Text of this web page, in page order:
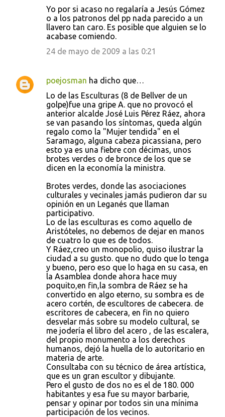
Yo por si acaso no regalaría a Jesús Gómez
o a los patronos del pp nada parecido a un
llavero tan caro. Es posible que alguien se lo
acabase comiendo.
24 de mayo de 2009 a las 0:21
poejosman ha dicho que…
Lo de las Esculturas (8 de Bellver de un
golpe)fue una gripe A. que no provocó el
anterior alcalde José Luis Pérez Ráez, ahora
se van pasando los síntomas, queda algún
regalo como la "Mujer tendida" en el
Saramago, alguna cabeza picassiana, pero
esto ya es una fiebre con décimas, unos
brotes verdes o de bronce de los que se
dicen en la economía la ministra.
Brotes verdes, donde las asociaciones
culturales y vecinales jamás pudieron dar su
opinión en un Leganés que llaman
participativo.
Lo de las esculturas es como aquello de
Aristóteles, no debemos de dejar en manos
de cuatro lo que es de todos.
Y Ráez,creo un monopolio, quiso ilustrar la
ciudad a su gusto. que no dudo que lo tenga
y bueno, pero eso que lo haga en su casa, en
la Asamblea donde ahora hace muy
poquito,en fin,la sombra de Ráez se ha
convertido en algo eterno, su sombra es de
acero cortén, de escultores de cabecera. de
escritores de cabecera, en fin no quiero
desvelar más sobre su modelo cultural, se
me jodería el libro del acero , de las escalera,
del propio monumento a los derechos
humanos, dejó la huella de lo autoritario en
materia de arte.
Consultaba con su técnico de área artística,
que es un gran escultor y dibujante.
Pero el gusto de dos no es el de 180. 000
habitantes y esa fue su mayor barbarie,
pensar y opinar por todos sin una mínima
participación de los vecinos.